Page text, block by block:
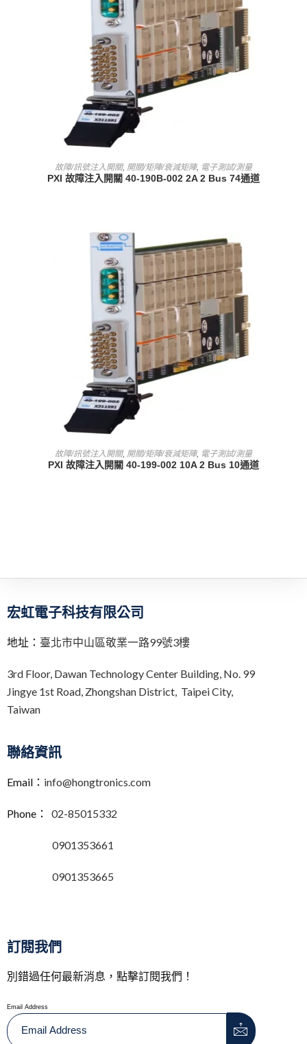
查看內容
故障/訊號注入開關, 開關/矩陣/衰減矩陣, 電子測試/測量
PXI 故障注入開關 40-190B-002 2A 2 Bus 74通道
查看內容
故障/訊號注入開關, 開關/矩陣/衰減矩陣, 電子測試/測量
PXI 故障注入開關 40-199-002 10A 2 Bus 10通道
宏虹電子科技有限公司
地址： 臺北市中山區敬業一路99號3樓
3rd Floor, Dawan Technology Center Building, No. 99
Jingye 1st Road, Zhongshan District, Taipei City,
Taiwan
聯絡資訊
Email： info@hongtronics.com
Phone： 02-85015332
0901353661
0901353665
訂閱我們
別錯過任何最新消息，點擊訂閱我們！
Email Address